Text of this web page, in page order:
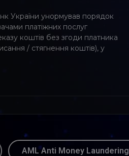
України унормував порядок
платіжних послуг
коштів без згоди платника
/ стягнення коштів), у
AML Anti Money Laundering